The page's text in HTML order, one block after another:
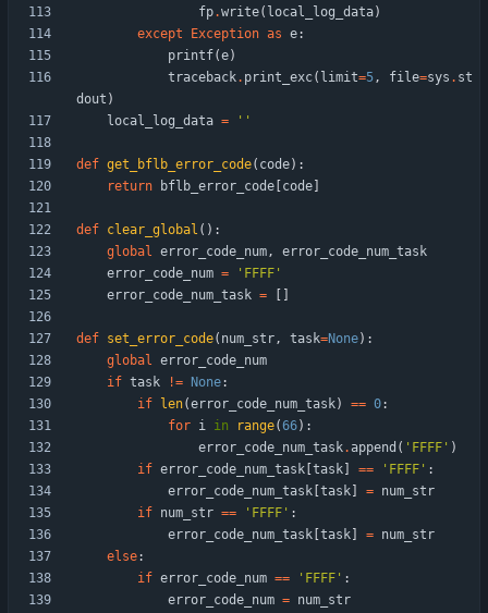
fp.write( local_log_data)
except
Exception as e:
printf(e)
traceback. print_exc( limit=5, file=sys . st
dout )
local_log_data = ' '
def get_bflb_error_code( code) :
return
bflb_error_code code
def clear_global ( ) :
global error_code_num,
error_code_num_task
error_code_num = ' FFFF '
error_code_num_task =
def set_error_code( num_str, task=None) :
global error_code_num
if task != None:
if
len(error_code_num_task) == 0:
for i in range(66) :
error_code_num_task. append ( ' FFFF ' )
if error_code_num_task task == ' FFFF ' :
error_code_num_task task = num_str
if num_str == ' FFFF ' :
error_code_num_task task = num_str
else:
if error_code_num == ' FFFF ' :
error_code_num = num_str